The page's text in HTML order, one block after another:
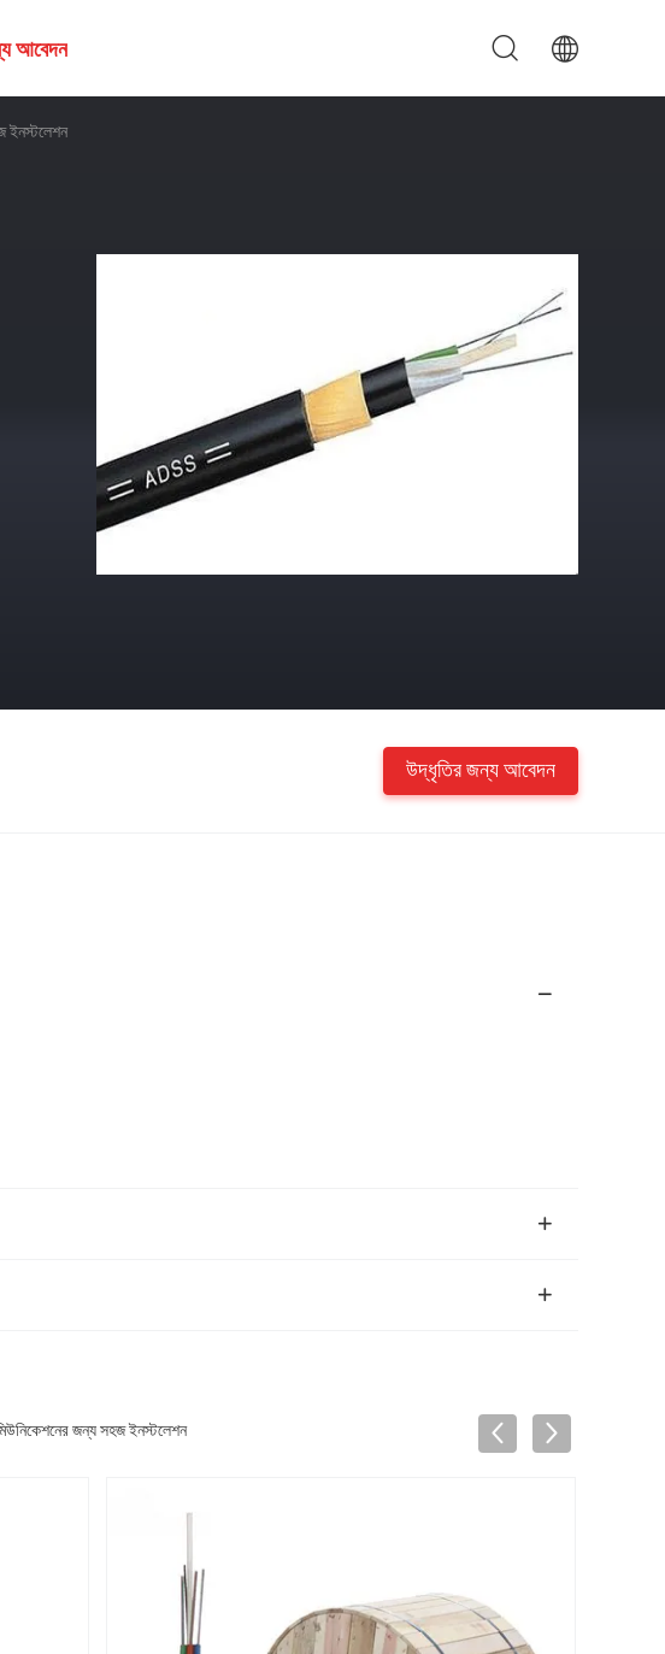
আবেদন
ইনস্টলেশন
উদ্ধৃতির জন্য আবেদন
জন্য সহজ ইনস্টলেশন